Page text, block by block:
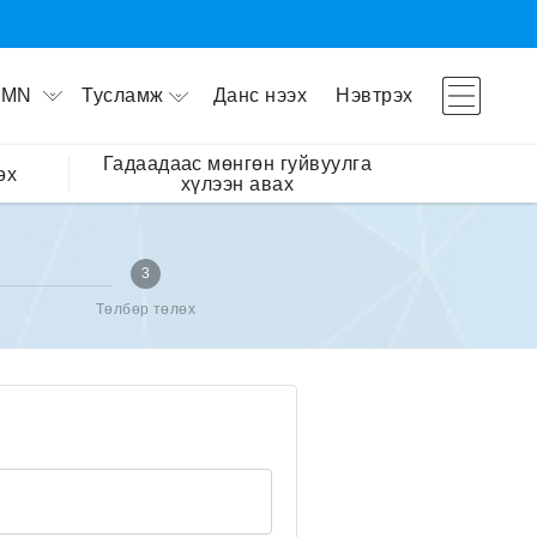
MN Тусламж Данс нээх Нэвтрэх
Гадаадаас мөнгөн гуйвуулга
хүлээн авах
3
Төлбөр төлөх